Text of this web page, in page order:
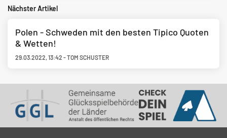
Nächster Artikel
Polen - Schweden mit den besten Tipico Quoten
& Wetten!
29.03.2022,13:42 -TOM SCHUSTER